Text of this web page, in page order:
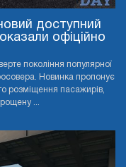
доступний
офіційно
покоління популярної
Новинка пропонує
розміщення пасажирів,
...